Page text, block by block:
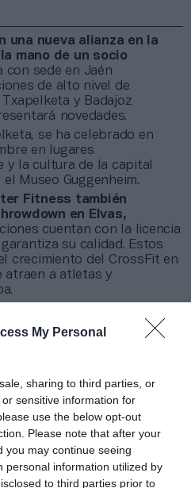
My Personal
sharing to third parties, or
sensitive information for
use the below opt-out
Please note that after your
you may continue seeing
personal information utilized by
to third parties prior to
una nueva alianza en la
mano de un socio
con sede en Jaén
de alto nivel de
y Badajoz
novedades.
se ha celebrado en
en lugares
y la cultura de la capital
Museo Guggenheim.
Fitness también
en Elvas,
cuentan con la licencia
su calidad. Estos
crecimiento del CrossFit en
atraen a atletas y
de cara a 2024 con un
de sus instalaciones y
fuente preferida de Google
últimas noticias de actualidad.
ACTIVAR AHORA